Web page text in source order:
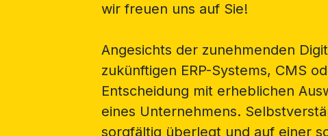
wir freuen uns auf Sie!
Angesichts der zunehmenden
zukünftigen ERP-Systems, CMS
Entscheidung mit erheblichen
eines Unternehmens.
sorgfältig überlegt und auf einer